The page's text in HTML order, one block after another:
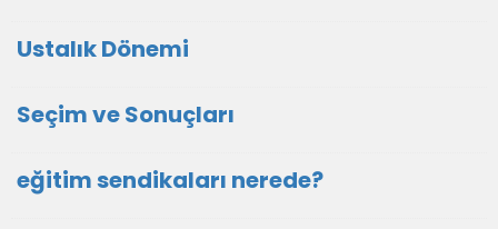
Ustalık Dönemi
Seçim ve Sonuçları
eğitim sendikaları nerede?